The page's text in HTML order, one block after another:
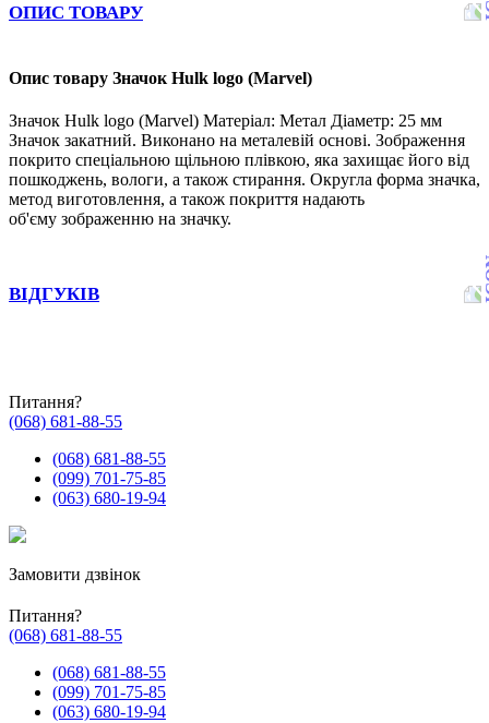
ОПИС ТОВАРУ
Опис товару Значок Hulk logo (Marvel)
Значок Hulk logo (Marvel) Матеріал: Метал Діаметр: 25 мм
Значок закатний. Виконано на металевій основі. Зображення
покрито спеціальною щільною плівкою, яка захищає його від
пошкоджень, вологи, а також стирання. Округла форма значка,
метод виготовлення, а також покриття надають
об'єму зображенню на значку.
ВІДГУКІВ
Питання?
(068) 681-88-55
(068) 681-88-55
(099) 701-75-85
(063) 680-19-94
Замовити дзвінок
Питання?
(068) 681-88-55
(068) 681-88-55
(099) 701-75-85
(063) 680-19-94